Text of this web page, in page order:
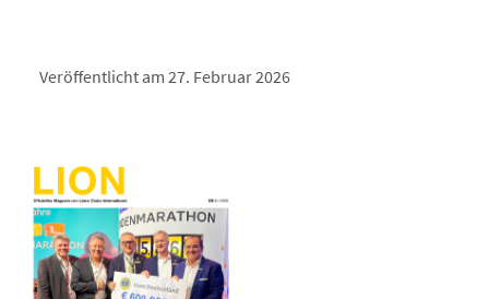
Veröffentlicht am 27. Februar 2026